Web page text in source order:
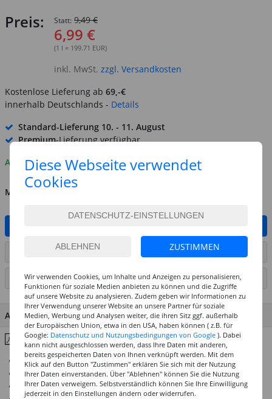
Preis: Statt: 9,49 €
6,99 €
(1 l = 199.71 EUR)
inkl. MwSt. zzgl. Versandkosten
Kostenlose Lieferung ab 69,-€
innerhalb Deutschlands - Details
Standard-Lieferung 10. - 11. August
Premium-Lieferung verfügbar
Auf Lager
MENGE
ARTIKEL AUF WUNSCHLISTE SETZEN
SEITE DRUCKEN
ARTIKEL MERKMALE & DETAILS
Inhaltsstoffe & Hinweise
Ausschließlich 4 und 5 Sterne Lichtechtheit
Deckkraft für brillante Mischungen
Höchste Ergiebigkeit und beste Vermalbarkeit
Diese Webseite verwendet
Cookies
ZUSTIMMEN
Wir verwenden Cookies, um Inhalte und Anzeigen zu personalisieren,
Funktionen für soziale Medien anbieten zu können und die Zugriffe
auf unsere Website zu analysieren. Zudem geben wir Informationen zu
Ihrer Verwendung unserer Website an unsere Partner für soziale
Medien, Werbung und Analysen weiter, die ihren Sitz ggf. außerhalb
der Europäischen Union, etwa in den USA, haben können ( z.B. für
Google: Datenschutz und Nutzungsbedingungen von Google ). Dabei
kann nicht ausgeschlossen werden, dass Ihre Daten mit anderen,
bereits gespeicherten Daten von Ihnen verknüpft werden. Mit dem
Klick auf den Button "Zustimmen" erklären Sie sich mit der Nutzung
Ihrer Daten einverstanden. Über "Ablehnen" können Sie die Nutzung
Ihrer Daten verweigern. Selbstverständlich können Sie Ihre Einwilligung
jederzeit in den Einstellungen ändern oder widerrufen.